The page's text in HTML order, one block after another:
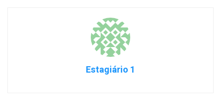
Estagiário 1